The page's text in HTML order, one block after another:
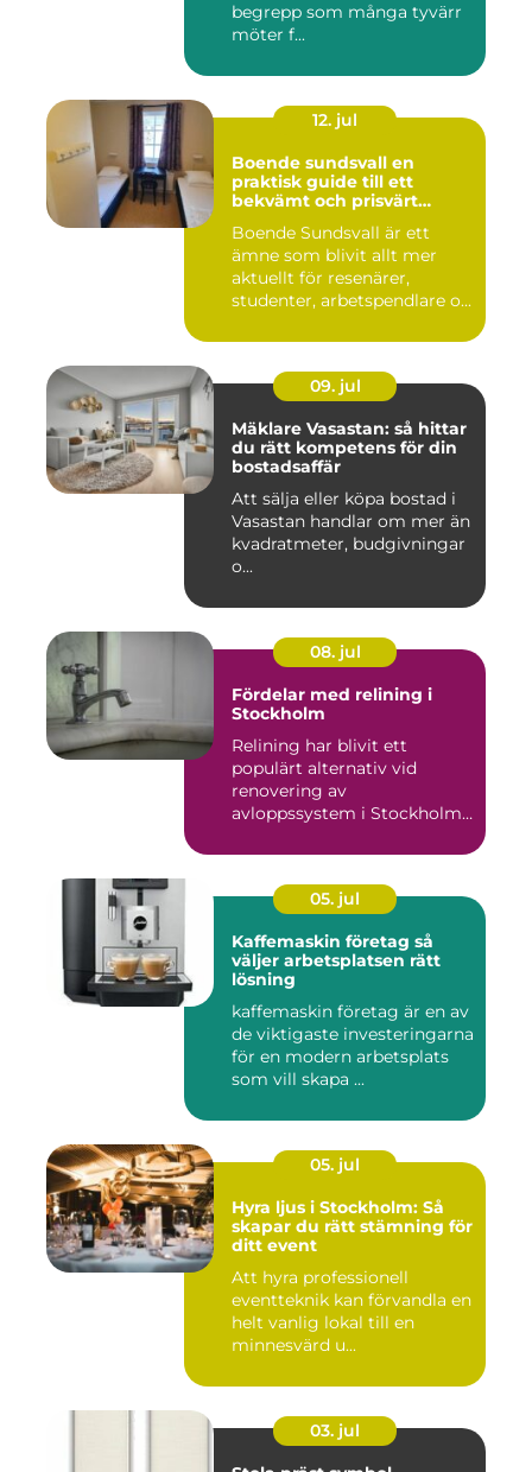
begrepp som många tyvärr
möter f...
12. jul
Boende sundsvall en
praktisk guide till ett
bekvämt och prisvärt
Boende Sundsvall är ett
ämne som blivit allt mer
aktuellt för resenärer,
studenter, arbetspendlare o...
09. jul
Mäklare Vasastan: så hittar
du rätt kompetens för din
bostadsaffär
Att sälja eller köpa bostad i
Vasastan handlar om mer än
kvadratmeter, budgivningar
o...
08. jul
Fördelar med relining i
Stockholm
Relining har blivit ett
populärt alternativ vid
renovering av
avloppssystem i Stockholm.
05. jul
Kaffemaskin företag så
väljer arbetsplatsen rätt
lösning
kaffemaskin företag är en av
de viktigaste investeringarna
för en modern arbetsplats
som vill skapa ...
05. jul
Hyra ljus i Stockholm: Så
skapar du rätt stämning för
ditt event
Att hyra professionell
eventteknik kan förvandla en
helt vanlig lokal till en
minnesvärd u...
03. jul